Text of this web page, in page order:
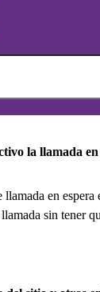
la llamada
en espera
sin tener